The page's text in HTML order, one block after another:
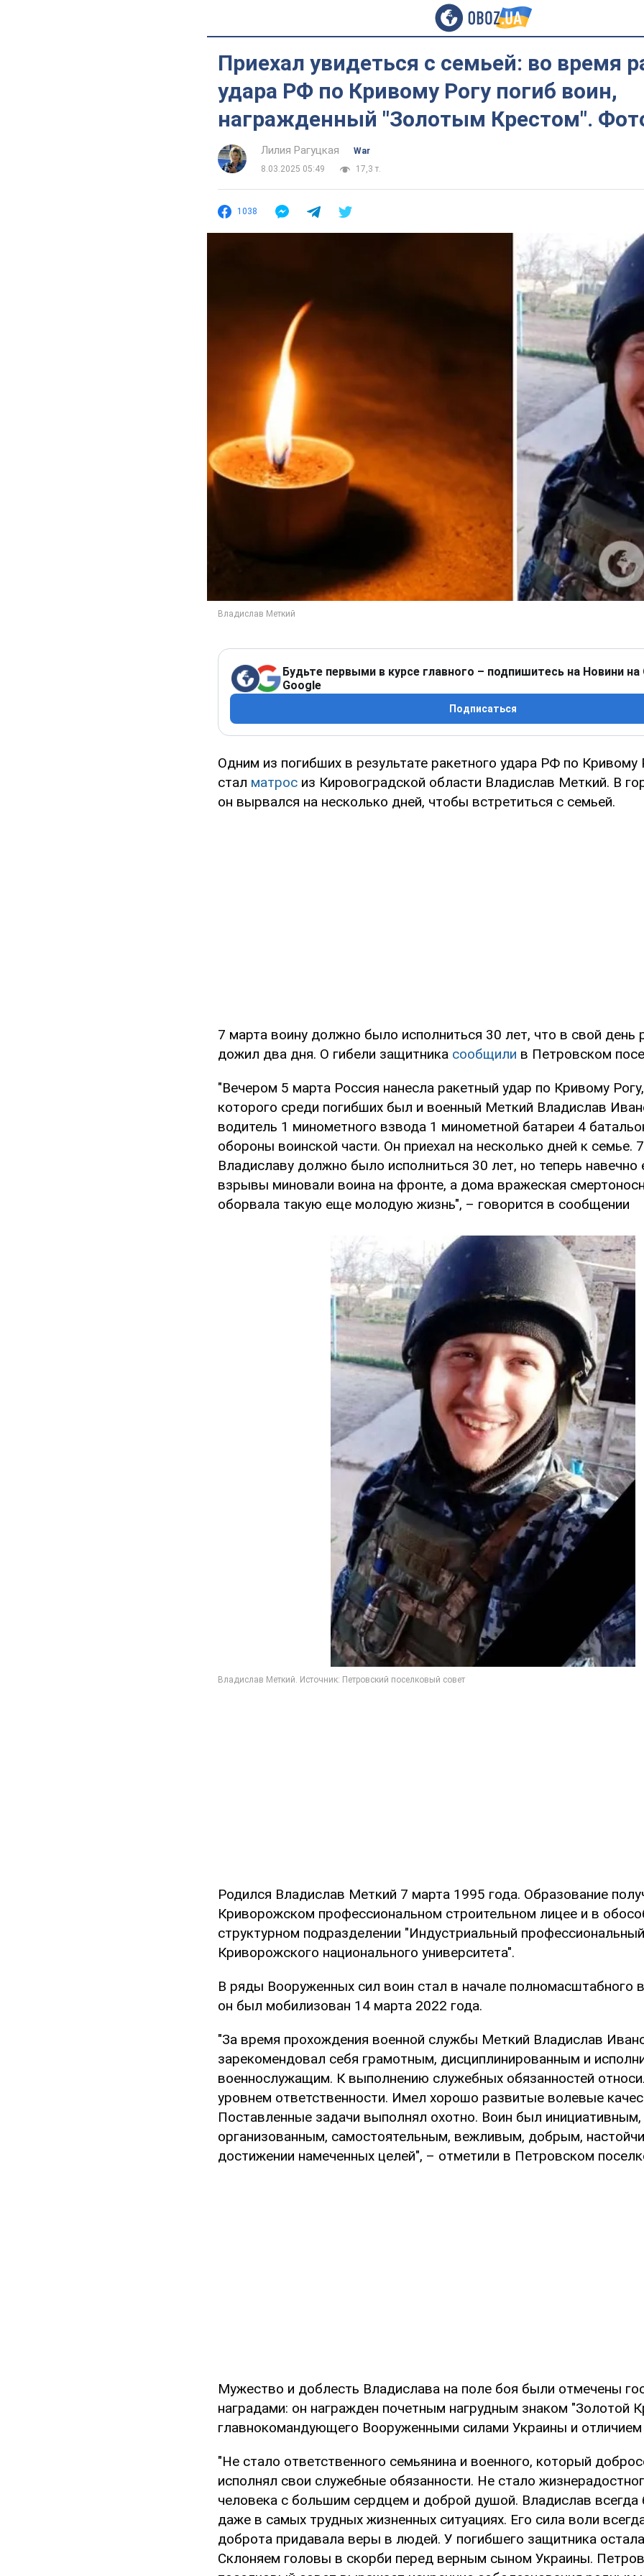
Приехал увидеться с семьей: во время
удара РФ по Кривому Рогу погиб воин,
награжденный "Золотым Крестом".
Лилия Рагуцкая
War
8.03.2025 05:49
17,3 т.
1038
Будьте первыми в курсе главного – подпишитесь на Новини на
Google
Подписаться
Одним из погибших в результате ракетного удара РФ по Кривому
стал матрос из Кировоградской области Владислав Меткий. В
он вырвался на несколько дней, чтобы встретиться с семьей.
7 марта воину должно было исполниться 30 лет, что в свой день
дожил два дня. О гибели защитника сообщили в Петровском
"Вечером 5 марта Россия нанесла ракетный удар по Кривому
которого среди погибших был и военный Меткий Владислав
водитель 1 минометного взвода 1 минометной батареи 4
обороны воинской части. Он приехал на несколько дней к семье.
Владиславу должно было исполниться 30 лет, но теперь
взрывы миновали воина на фронте, а дома вражеская
оборвала такую еще молодую жизнь", – говорится в сообщении
Родился Владислав Меткий 7 марта 1995 года. Образование
Криворожском профессиональном строительном лицее и в
структурном подразделении "Индустриальный
Криворожского национального университета".
В ряды Вооруженных сил воин стал в начале полномасштабного
он был мобилизован 14 марта 2022 года.
"За время прохождения военной службы Меткий Владислав
зарекомендовал себя грамотным, дисциплинированным и
военнослужащим. К выполнению служебных обязанностей
уровнем ответственности. Имел хорошо развитые волевые
Поставленные задачи выполнял охотно. Воин был инициативным,
организованным, самостоятельным, вежливым, добрым,
достижении намеченных целей", – отметили в Петровском
Мужество и доблесть Владислава на поле боя были отмечены
наградами: он награжден почетным нагрудным знаком "Золотой
главнокомандующего Вооруженными силами Украины и отличием
"Не стало ответственного семьянина и военного, который
исполнял свои служебные обязанности. Не стало
человека с большим сердцем и доброй душой. Владислав
даже в самых трудных жизненных ситуациях. Его сила воли
доброта придавала веры в людей. У погибшего защитника
Склоняем головы в скорби перед верным сыном Украины.